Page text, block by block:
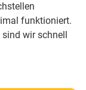
funktioniert.
wir schnell